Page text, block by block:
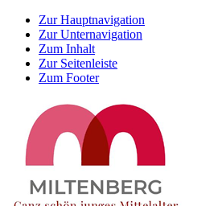
Zur Hauptnavigation
Zur Unternavigation
Zum Inhalt
Zur Seitenleiste
Zum Footer